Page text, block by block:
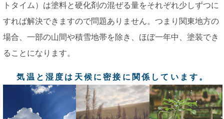
トタイム）は塗料と硬化剤の混ぜる量をそれぞれ少しずつに
すれば解決できますので問題ありません。つまり関東地方の
場合、一部の山間や積雪地帯を除き、ほぼ一年中、塗装でき
ることになります。
気温と湿度は天候に密接に関係しています。